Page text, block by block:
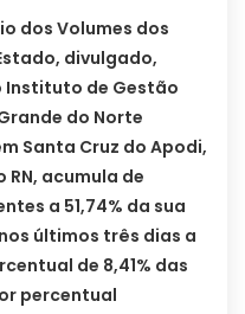
dos Volumes dos
divulgado,
de Gestão
do Norte
Santa Cruz do Apodi,
acumula de
a 51,74% da sua
últimos três dias a
de 8,41% das
percentual